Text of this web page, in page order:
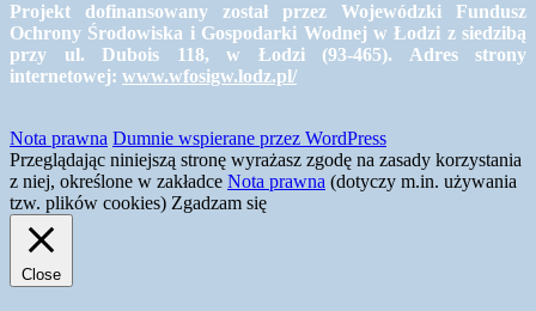
Projekt dofinansowany został przez Wojewódzki Fundusz
Ochrony Środowiska i Gospodarki Wodnej w Łodzi z siedzibą
przy ul. Dubois 118, w Łodzi (93-465). Adres strony
internetowej: www.wfosigw.lodz.pl/
Nota prawna Dumnie wspierane przez WordPress
Przeglądając niniejszą stronę wyrażasz zgodę na zasady korzystania
z niej, określone w zakładce Nota prawna (dotyczy m.in. używania
tzw. plików cookies) Zgadzam się
Close